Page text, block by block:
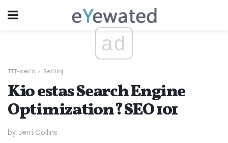
ad
TTT-serĉo Serĉiloj
Kio estas Search Engine
Optimization? SEO 101
by Jerri Collins